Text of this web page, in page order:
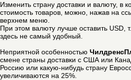
Изменить страну доставки и валюту, в
стоимость товаров, можно, нажав на
верхнем меню.
При этом валюту лучше оставить USD,
здесь не самый удобный.
Неприятной особенностью
смене страны доставки с США или
Россию или какую-нибудь страну
увеличиваются на 25%.